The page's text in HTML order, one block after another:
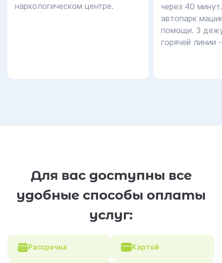
наркологическом центре.
через 40
автопарк
помощи. 3
горячей линии
Для вас доступны все
удобные способы оплаты
услуг:
Рассрочка Картой